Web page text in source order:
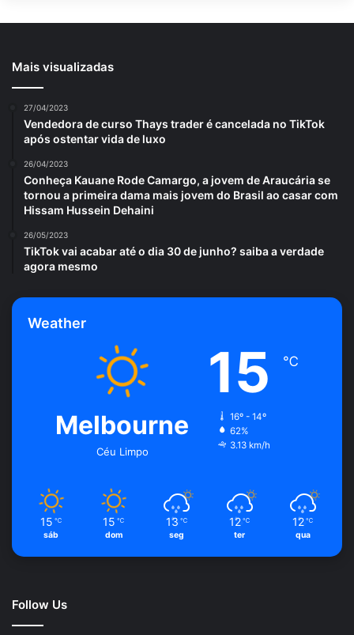
Mais visualizadas
27/04/2023
Vendedora de curso Thays trader é cancelada no TikTok
após ostentar vida de luxo
26/04/2023
Conheça Kauane Rode Camargo, a jovem de Araucária se
tornou a primeira dama mais jovem do Brasil ao casar com
Hissam Hussein Dehaini
26/05/2023
TikTok vai acabar até o dia 30 de junho? saiba a verdade
agora mesmo
Weather
Melbourne
Céu Limpo
15 ℃
16º - 14º
62%
3.13 km/h
15 ℃
sáb
15 ℃
dom
13 ℃
seg
12 ℃
ter
12 ℃
qua
Follow Us